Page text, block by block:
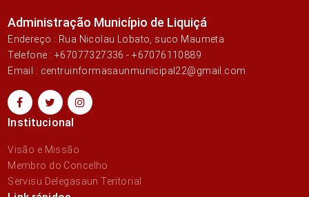
Administração Município de Liquiçá
Endereço : Rua Nicolau Lobato, suco Maumeta
Telefone : +67077327336 - +67076110889
Email : centruinformasaunmunicipal22@gmail.com
Institucional
Visão e Missão
Membro do Concelho
Servisu Delegasaun Teritorial